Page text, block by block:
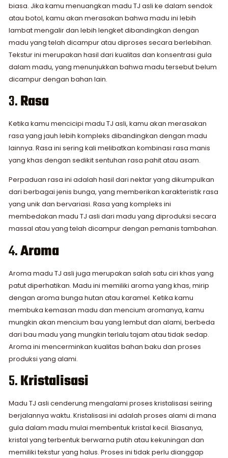
biasa. Jika kamu menuangkan madu TJ asli ke dalam sendok
atau botol, kamu akan merasakan bahwa madu ini lebih
lambat mengalir dan lebih lengket dibandingkan dengan
madu yang telah dicampur atau diproses secara berlebihan.
Tekstur ini merupakan hasil dari kualitas dan konsentrasi gula
dalam madu, yang menunjukkan bahwa madu tersebut belum
dicampur dengan bahan lain.
3.Rasa
Ketika kamu mencicipi madu TJ asli, kamu akan merasakan
rasa yang jauh lebih kompleks dibandingkan dengan madu
lainnya. Rasa ini sering kali melibatkan kombinasi rasa manis
yang khas dengan sedikit sentuhan rasa pahit atau asam.
Perpaduan rasa ini adalah hasil dari nektar yang dikumpulkan
dari berbagai jenis bunga, yang memberikan karakteristik rasa
yang unik dan bervariasi. Rasa yang kompleks ini
membedakan madu TJ asli dari madu yang diproduksi secara
massal atau yang telah dicampur dengan pemanis tambahan.
4.Aroma
Aroma madu TJ asli juga merupakan salah satu ciri khas yang
patut diperhatikan. Madu ini memiliki aroma yang khas, mirip
dengan aroma bunga hutan atau karamel. Ketika kamu
membuka kemasan madu dan mencium aromanya, kamu
mungkin akan mencium bau yang lembut dan alami, berbeda
dari bau madu yang mungkin terlalu tajam atau tidak sedap.
Aroma ini mencerminkan kualitas bahan baku dan proses
produksi yang alami.
5.Kristalisasi
Madu TJ asli cenderung mengalami proses kristalisasi seiring
berjalannya waktu. Kristalisasi ini adalah proses alami di mana
gula dalam madu mulai membentuk kristal kecil. Biasanya,
kristal yang terbentuk berwarna putih atau kekuningan dan
memiliki tekstur yang halus. Proses ini tidak perlu dianggap